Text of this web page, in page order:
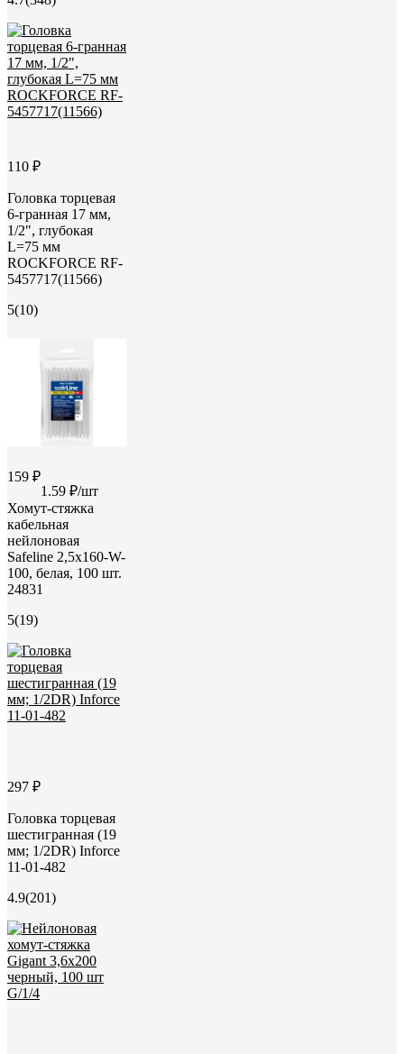
110 ₽
Головка торцевая
6-гранная 17 мм,
1/2", глубокая
L=75 мм
ROCKFORCE RF-
5457717(11566)
5(10)
159 ₽
1.59 ₽/шт
Хомут-стяжка
кабельная
нейлоновая
Safeline 2,5x160-W-
100, белая, 100 шт.
24831
5(19)
297 ₽
Головка торцевая
шестигранная (19
мм; 1/2DR) Inforce
11-01-482
4.9(201)